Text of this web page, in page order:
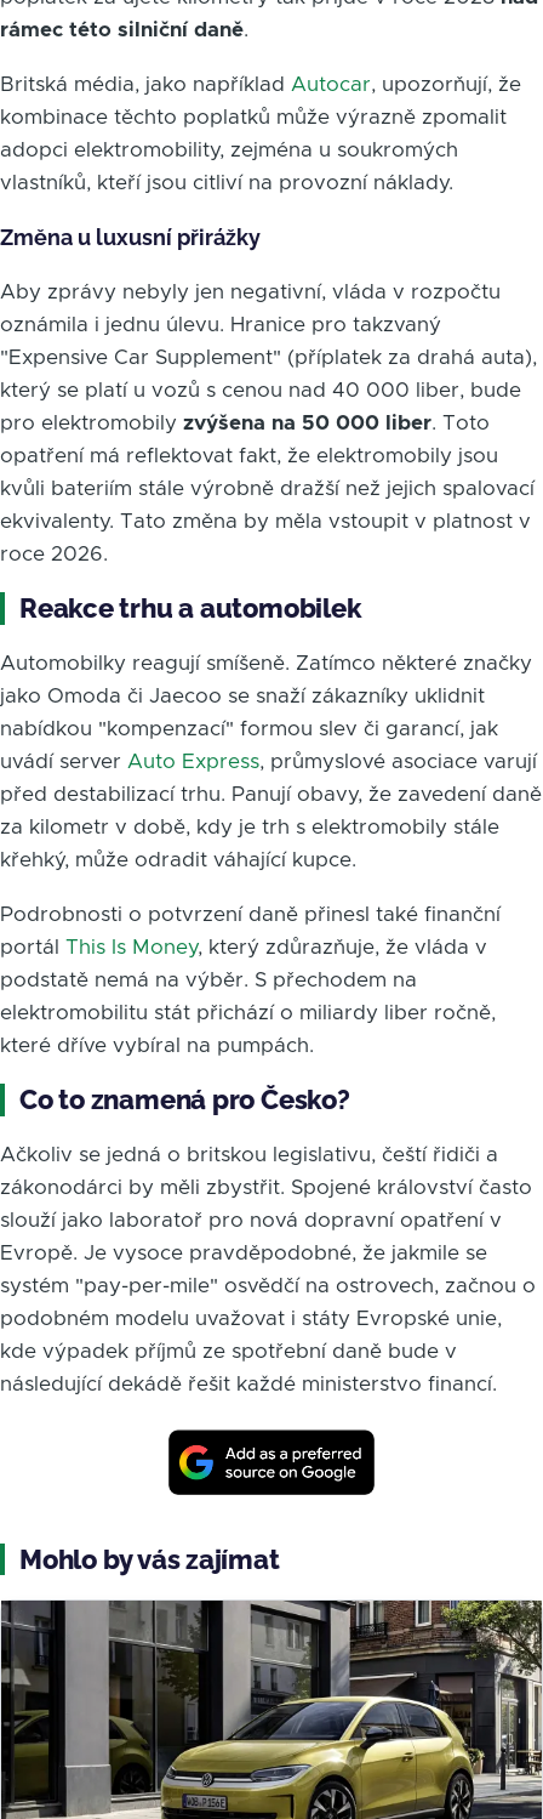
rámec této silniční daně.
Britská média, jako například Autocar, upozorňují, že
kombinace těchto poplatků může výrazně zpomalit
adopci elektromobility, zejména u soukromých
vlastníků, kteří jsou citliví na provozní náklady.
Změna u luxusní přirážky
Aby zprávy nebyly jen negativní, vláda v rozpočtu
oznámila i jednu úlevu. Hranice pro takzvaný
"Expensive Car Supplement" (příplatek za drahá auta),
který se platí u vozů s cenou nad 40 000 liber, bude
pro elektromobily zvýšena na 50 000 liber. Toto
opatření má reflektovat fakt, že elektromobily jsou
kvůli bateriím stále výrobně dražší než jejich spalovací
ekvivalenty. Tato změna by měla vstoupit v platnost v
roce 2026.
Reakce trhu a automobilek
Automobilky reagují smíšeně. Zatímco některé značky
jako Omoda či Jaecoo se snaží zákazníky uklidnit
nabídkou "kompenzací" formou slev či garancí, jak
uvádí server Auto Express, průmyslové asociace varují
před destabilizací trhu. Panují obavy, že zavedení daně
za kilometr v době, kdy je trh s elektromobily stále
křehký, může odradit váhající kupce.
Podrobnosti o potvrzení daně přinesl také finanční
portál This Is Money, který zdůrazňuje, že vláda v
podstatě nemá na výběr. S přechodem na
elektromobilitu stát přichází o miliardy liber ročně,
které dříve vybíral na pumpách.
Co to znamená pro Česko?
Ačkoliv se jedná o britskou legislativu, čeští řidiči a
zákonodárci by měli zbystřit. Spojené království často
slouží jako laboratoř pro nová dopravní opatření v
Evropě. Je vysoce pravděpodobné, že jakmile se
systém "pay-per-mile" osvědčí na ostrovech, začnou o
podobném modelu uvažovat i státy Evropské unie,
kde výpadek příjmů ze spotřební daně bude v
následující dekádě řešit každé ministerstvo financí.
Mohlo by vás zajímat